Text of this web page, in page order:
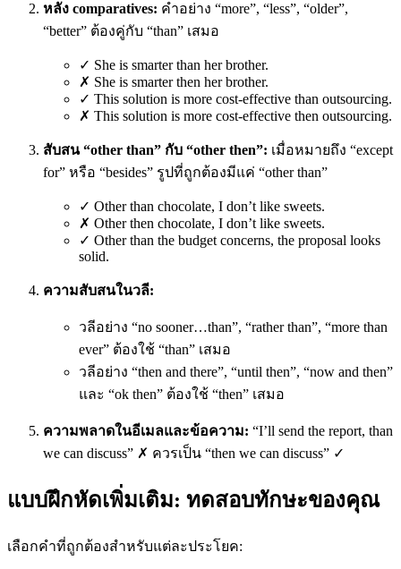
หลัง comparatives: คำอย่าง “more”, “less”, “older”,
“better” ต้องคู่กับ “than” เสมอ
✓ She is smarter than her brother.
✗ She is smarter then her brother.
✓ This solution is more cost-effective than outsourcing.
✗ This solution is more cost-effective then outsourcing.
สับสน “other than” กับ “other then”: เมื่อหมายถึง “except
for” หรือ “besides” รูปที่ถูกต้องมีแค่ “other than”
✓ Other than chocolate, I don’t like sweets.
✗ Other then chocolate, I don’t like sweets.
✓ Other than the budget concerns, the proposal looks
solid.
ความสับสนในวลี:
วลีอย่าง “no sooner…than”, “rather than”, “more than
ever” ต้องใช้ “than” เสมอ
วลีอย่าง “then and there”, “until then”, “now and then”
และ “ok then” ต้องใช้ “then” เสมอ
ความพลาดในอีเมลและข้อความ: “I’ll send the report, than
we can discuss” ✗ ควรเป็น “then we can discuss” ✓
แบบฝึกหัดเพิ่มเติม: ทดสอบทักษะของคุณ
เลือกคำที่ถูกต้องสำหรับแต่ละประโยค: